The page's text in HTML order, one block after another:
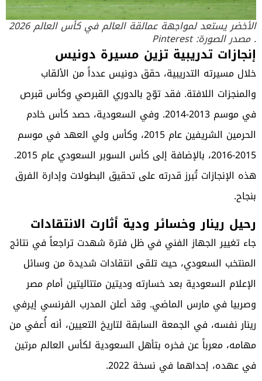
الأخضر يستعد لمواجهة عمالقة العالم في كأس العالم 2026
. مصدر الصورة: Pinterest
إنجازات تدريبية تزين مسيرة دونيس
خلال مسيرته التدريبية، حقق دونيس عدداً من الألقاب
والمنجزات اللافتة. فقد توّج بالدوري القبرصي وكأس قبرص
في موسم 2013-2014. وفي السعودية، حصد كأس خادم
الحرمين الشريفين عام 2015، وكأس ولي العهد في موسم
2015-2016، بالإضافة إلى كأس السوبر السعودي عام 2015.
هذه الإنجازات تُبرز قدرته على تحقيق البطولات وإدارة الفرق
بنجاح.
رحيل رينار وخسائر ودية أثارت الانتقادات
جاء تغيير الجهاز الفني في ظل فترة شهدت تراجعاً في نتائج
المنتخب السعودي، حيث تلقى انتقادات شديدة من وسائل
الإعلام السعودية بعد خسارته وديتين متتاليتين أمام مصر
وصربيا في مارس الماضي. وقد أعلن المدرب الفرنسي إيرفي
رينار نفسه، في الجمعة السابقة لتاريخ التعيين، أنه أُعفي من
مهامه، معرباً عن فخره بتأهل السعودية لكأس العالم مرتين
في عهده، إحداهما في نسخة 2022.